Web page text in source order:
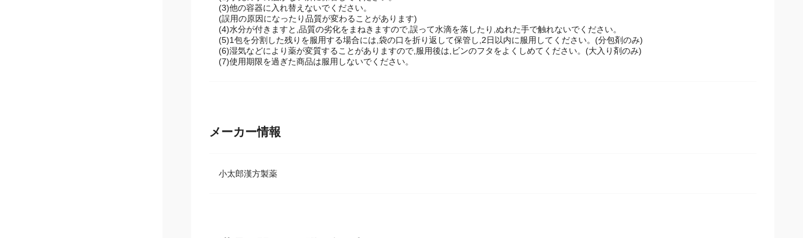
(2)小児の手の届かない所に保管してください。
(3)他の容器に入れ替えないでください。
(誤用の原因になったり品質が変わることがあります)
(4)水分が付きますと,品質の劣化をまねきますので,誤って水滴を落したり,ぬれた手で触れないでください。
(5)1包を分割した残りを服用する場合には,袋の口を折り返して保管し,2日以内に服用してください。(分包剤のみ)
(6)湿気などにより薬が変質することがありますので,服用後は,ビンのフタをよくしめてください。(大入り剤のみ)